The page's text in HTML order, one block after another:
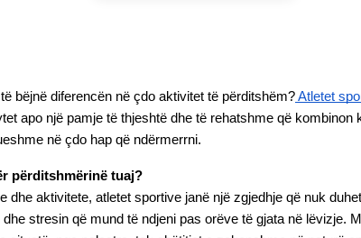
bëjnë diferencën në çdo aktivitet të përditshëm? Atletet
apo një pamje të thjeshtë dhe të rehatshme që
në çdo hap që ndërmerrni.
përditshmërinë tuaj?
dhe aktivitete, atletet sportive janë një zgjedhje që nuk
stresin që mund të ndjeni pas orëve të gjata në